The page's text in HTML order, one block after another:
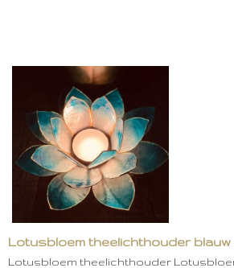
Lotusbloem theelichthouder blauw
Lotusbloem theelichthouder